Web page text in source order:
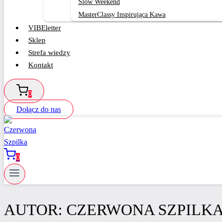
Slow Weekend
MasterClassy Inspirująca Kawa
VIBEletter
Sklep
Strefa wiedzy
Kontakt
0
Dołącz do nas
0
AUTOR: CZERWONA